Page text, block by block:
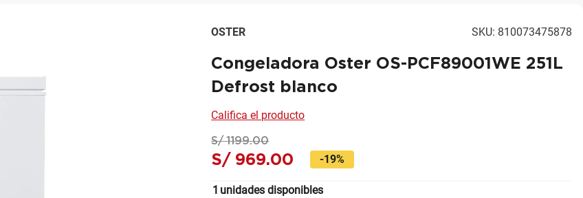
OSTER SKU: 810073475878
Congeladora Oster OS-PCF89001WE 251L
Defrost blanco
Califica el producto
S/ 1199.00
S/ 969.00 -19%
1 unidades disponibles